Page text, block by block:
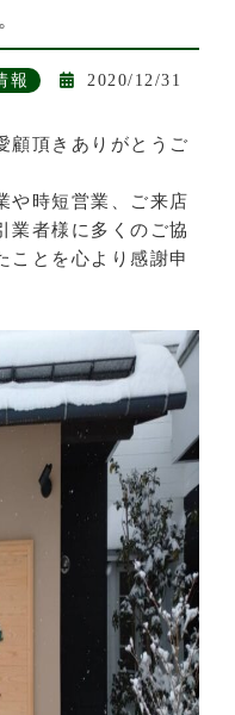
報 2020/12/31
顧頂きありがとうご
や時短営業、ご来店
業者様に多くのご協
ことを心より感謝申